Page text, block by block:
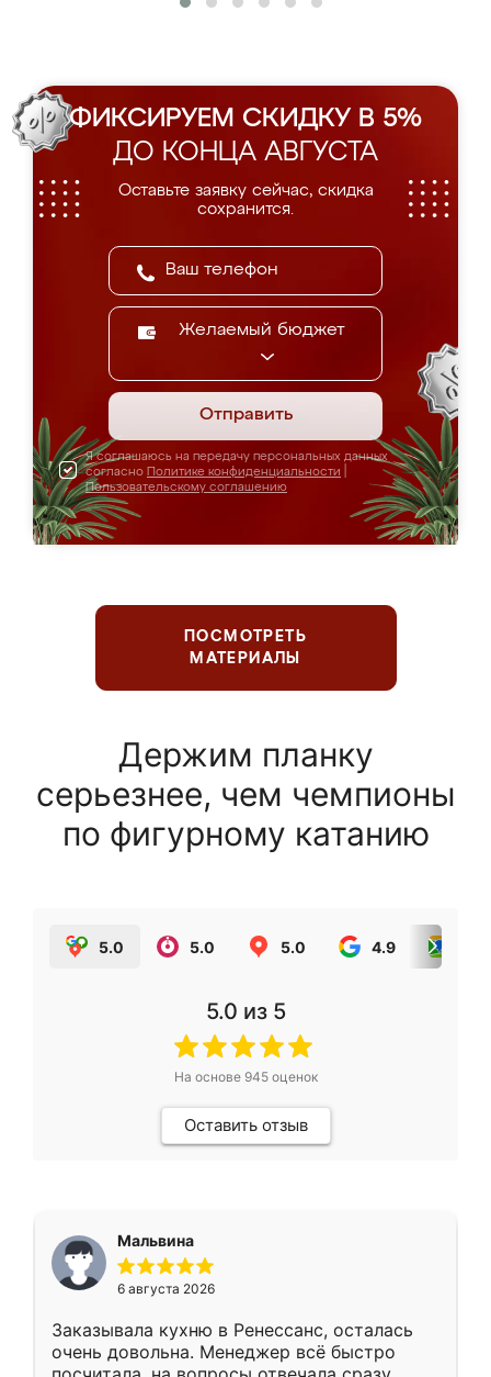
ФИКСИРУЕМ СКИДКУ В 5%
ДО КОНЦА АВГУСТА
Оставьте заявку сейчас, скидка
сохранится.
Желаемый бюджет
Отправить
Я соглашаюсь на передачу персональных данных
согласно Политике конфиденциальности
Пользовательскому соглашению
ПОСМОТРЕТЬ
МАТЕРИАЛЫ
Держим планку
серьезнее, чем чемпионы
по фигурному катанию
5.0 5.0 5.0 4.9
5.0 из 5
На основе 945оценок
Оставить отзыв
Мальвина
6 августа 2026
Заказывала кухню в Ренессанс, осталась
очень довольна. Менеджер всё быстро